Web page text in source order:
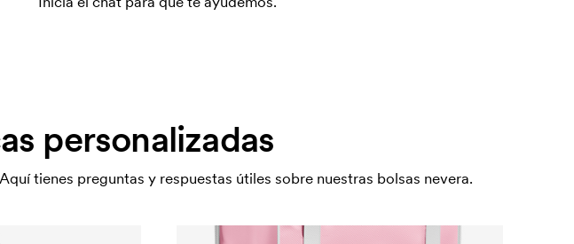
personalizadas
tienes preguntas y respuestas útiles sobre nuestras bolsas nevera.